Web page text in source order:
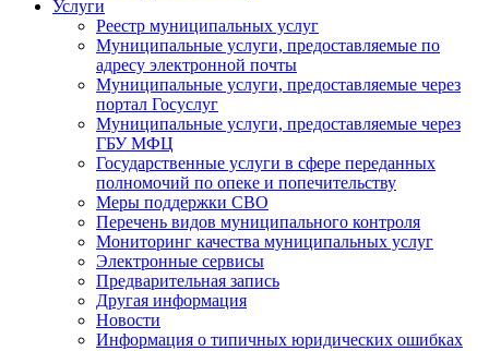
Услуги
Реестр муниципальных услуг
Муниципальные услуги, предоставляемые по
адресу электронной почты
Муниципальные услуги, предоставляемые через
портал Госуслуг
Муниципальные услуги, предоставляемые через
ГБУ МФЦ
Государственные услуги в сфере переданных
полномочий по опеке и попечительству
Меры поддержки СВО
Перечень видов муниципального контроля
Мониторинг качества муниципальных услуг
Электронные сервисы
Предварительная запись
Другая информация
Новости
Информация о типичных юридических ошибках